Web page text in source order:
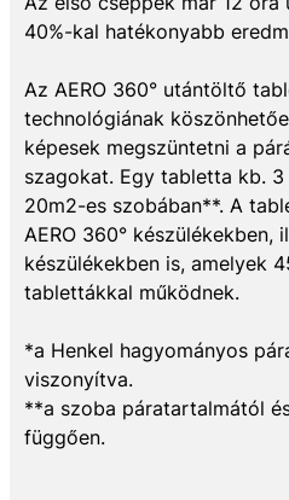
40%-kal hatékonyabb
Az AERO 360° utántöltő
technológiának
képesek megszüntetni a
szagokat. Egy tabletta kb.
20m2-es szobában**. A
AERO 360° készülékekben,
készülékekben is, amelyek
tablettákkal működnek.
*a Henkel hagyományos
viszonyítva.
**a szoba páratartalmától
függően.